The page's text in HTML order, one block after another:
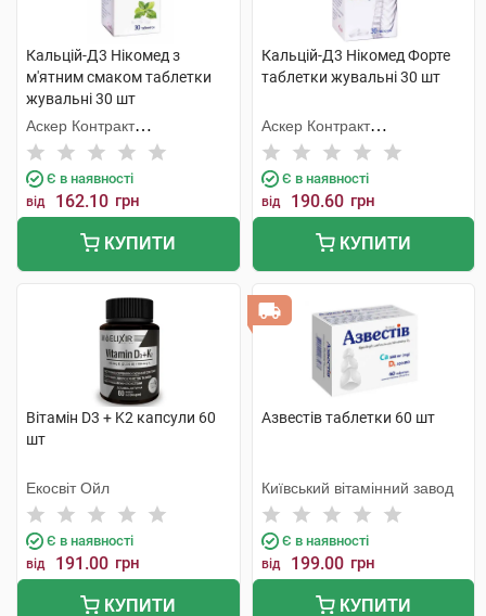
Кальцій-Д3 Нікомед з
м'ятним смаком таблетки
жувальні 30 шт
Аскер Контракт
Мануфекчерінг АС
Є в наявності
від 162.10 грн
КУПИТИ
Кальцій-Д3 Нікомед Форте
таблетки жувальні 30 шт
Аскер Контракт
Мануфекчерінг АС
Є в наявності
від 190.60 грн
КУПИТИ
Вітамін D3 + K2 капсули 60
шт
Екосвіт Ойл
Є в наявності
від 191.00 грн
КУПИТИ
Азвестів таблетки 60 шт
Київський вітамінний завод
Є в наявності
від 199.00 грн
КУПИТИ